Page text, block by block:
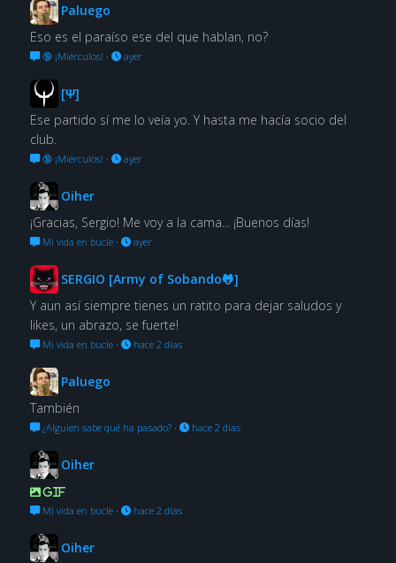
Paluego
Eso es el paraíso ese del que hablan, no?
🔞 ¡Miérculos! · ayer
[Ψ]
Ese partido sí me lo veía yo. Y hasta me hacía socio del
club.
🔞 ¡Miérculos! · ayer
Oiher
¡Gracias, Sergio! Me voy a la cama... ¡Buenos días!
Mi vida en bucle· ayer
SERGIO [Army of Sobando🐸]
Y aun así siempre tienes un ratito para dejar saludos y
likes, un abrazo, se fuerte!
Mi vida en bucle· hace 2 días
Paluego
También
¿Alguien sabe qué ha pasado?· hace 2 días
Oiher
GIF
Mi vida en bucle· hace 2 días
Oiher